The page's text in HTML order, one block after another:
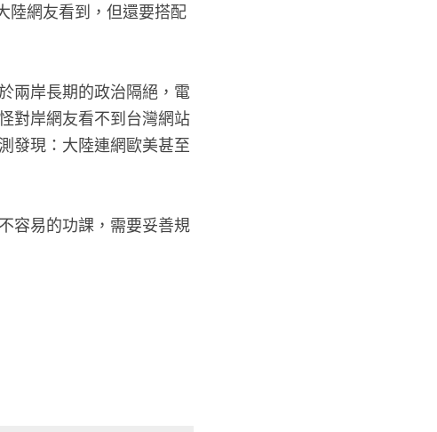
陸網友看到，但還要搭配
兩岸長期的政治隔絕，電
對岸網友看不到台灣網站
發現：大陸連網歐美甚至
容易的功課，需要妥善規